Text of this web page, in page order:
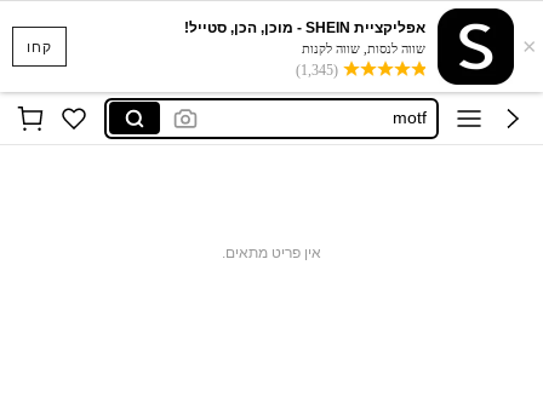
קחו ×
אפליקציית SHEIN - מוכן, הכן, סטייל!
שווה לנסות, שווה לקנות
(1,345)
musera
dazy
motf
אין פריט מתאים.